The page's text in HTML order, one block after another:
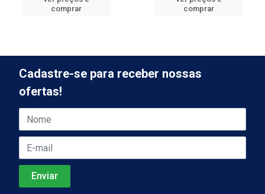
comprar
comprar
Cadastre-se para receber nossas
ofertas!